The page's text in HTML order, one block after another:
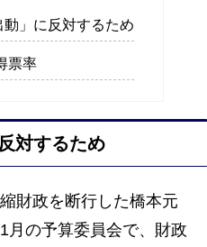
」に反対するため
票率
対するため
財政を断行した橋本元
月の予算委員会で、財政